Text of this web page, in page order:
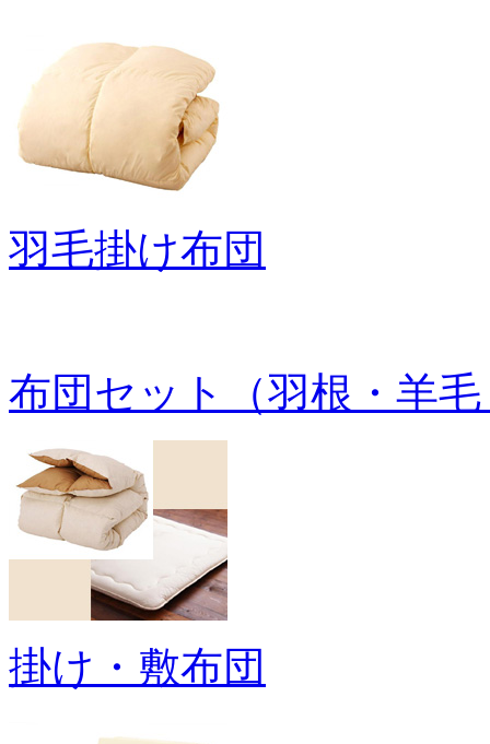
羽毛掛け布団
布団セット（羽根・羊
掛け・敷布団